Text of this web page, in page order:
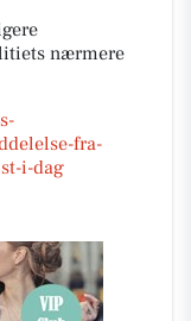
nærmere
fra-
i-dag